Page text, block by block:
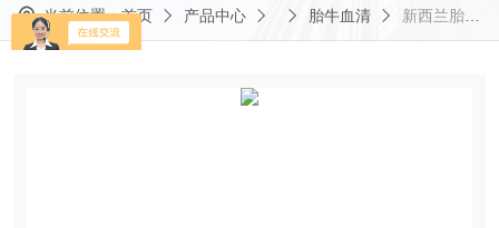
当前位置：首页 产品中心 胎牛血清 新西兰胎牛血清